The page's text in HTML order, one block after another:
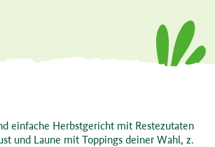
einfache Herbstgericht mit Restezutaten
und Laune mit Toppings deiner Wahl, z.